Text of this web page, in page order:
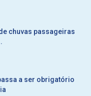
chuvas passageiras
a ser obrigatório